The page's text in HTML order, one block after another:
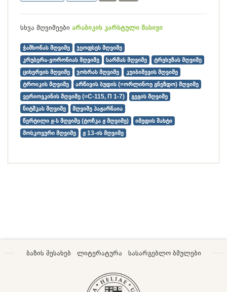
სხვა მღვიმეები არაბიკის კარსტული მასივი
ჭამხონას მღვიმე
ჯეოფსეს მღვიმე
კრუბერა-ვორონიას მღვიმე
სარმას მღვიმე
ტრეხუზას მღვიმე
ციხერვის მღვიმე
ჯოხრას მღვიმე
კუიბიშევის მღვიმე
ტროიკის მღვიმე
არწივის ბუდის (=ორლინოე გნეზდო) მღვიმე
ვერიოვკინის მღვიმე (=С-115, П 1-7)
გეგის მღვიმე
ნიტშკას მღვიმე
მღვიმე პაჟარნაია
წერტილი ჟ-ს მღვიმე (ტოჩკა ჟ მღვიმე)
იმედის შახტი
მოსკოვური მღვიმე
ჟ 13-ის მღვიმე
ბაზის შესახებ ლიტერატურა სასარგებლო ბმულები